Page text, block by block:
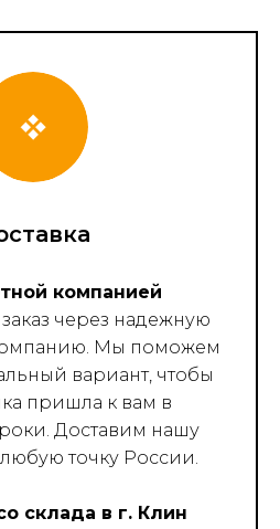
компанией
через надежную
Мы поможем
вариант, чтобы
пришла к вам в
Доставим нашу
точку России.
склада в г. Клин